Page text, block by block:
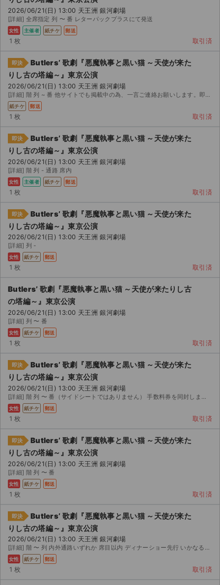
不正転売禁止法について
チケットジャムの取り組み
2026/06/21(日) 13:00 天王洲 銀河劇場
[詳細] 全席指定 列 〜 番 レターパックプラスにて発送
女性 主催者 紙チケ 郵送
1 枚 取引済
即決
Butlers’ 歌劇『悪魔執事と黒い猫 ～天使が来た
りし古の塔編～』東京公演
2026/06/21(日) 13:00 天王洲 銀河劇場
[詳細] 階 列 ~ 番 他サイトでも掲載中の為、一言ご連絡お願いします。即決に変更いたします。
紙チケ 郵送
1 枚 取引済
即決
Butlers’ 歌劇『悪魔執事と黒い猫 ～天使が来た
りし古の塔編～』東京公演
2026/06/21(日) 13:00 天王洲 銀河劇場
[詳細] 階 列 - 通路 席内
女性 主催者 紙チケ 郵送
1 枚 取引済
即決
Butlers’ 歌劇『悪魔執事と黒い猫 ～天使が来た
りし古の塔編～』東京公演
2026/06/21(日) 13:00 天王洲 銀河劇場
[詳細] 列 -
女性 紙チケ 郵送
1 枚 取引済
Butlers’ 歌劇『悪魔執事と黒い猫 ～天使が来たりし古
の塔編～』東京公演
2026/06/21(日) 13:00 天王洲 銀河劇場
[詳細] 列 〜 番
女性 紙チケ 郵送
1 枚 取引済
即決
Butlers’ 歌劇『悪魔執事と黒い猫 ～天使が来た
りし古の塔編～』東京公演
2026/06/21(日) 13:00 天王洲 銀河劇場
[詳細] 階 列 〜 番（サイドシートではありません） 手数料券を同封しますので公演中止の際は...
女性 紙チケ 郵送
1 枚 取引済
即決
Butlers’ 歌劇『悪魔執事と黒い猫 ～天使が来た
りし古の塔編～』東京公演
2026/06/21(日) 13:00 天王洲 銀河劇場
[詳細] 階 列 〜 番
女性 紙チケ 郵送
1 枚 取引済
即決
Butlers’ 歌劇『悪魔執事と黒い猫 ～天使が来た
りし古の塔編～』東京公演
2026/06/21(日) 13:00 天王洲 銀河劇場
[詳細] 階 〜 列 内外通路いずれか 席目以内 ディナーショー先行 いかなる場合でも返金不可
女性 紙チケ 郵送
1 枚 取引済